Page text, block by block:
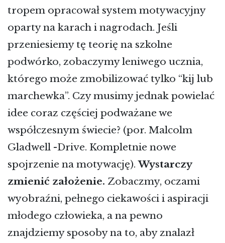
tropem opracował system motywacyjny
oparty na karach i nagrodach. Jeśli
przeniesiemy tę teorię na szkolne
podwórko, zobaczymy leniwego ucznia,
którego może zmobilizować tylko “kij lub
marchewka”. Czy musimy jednak powielać
idee coraz częściej podważane we
współczesnym świecie? (por. Malcolm
Gladwell -Drive. Kompletnie nowe
spojrzenie na motywację).Wystarczy
zmienić założenie. Zobaczmy, oczami
wyobraźni, pełnego ciekawości i aspiracji
młodego człowieka, a na pewno
znajdziemy sposoby na to, aby znalazł